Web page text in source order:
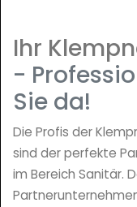
Ihr
-
Sie da!
Die Profis der
sind der perfekte
im Bereich Sanitär.